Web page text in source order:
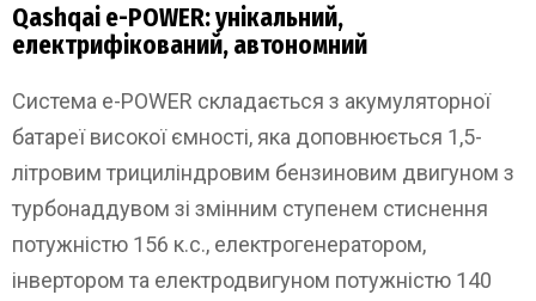
Qashqai e-POWER: унікальний,
електрифікований, автономний
Система e-POWER складається з акумуляторної
батареї високої ємності, яка доповнюється 1,5-
літровим трициліндровим бензиновим двигуном з
турбонаддувом зі змінним ступенем стиснення
потужністю 156 к.с., електрогенератором,
інвертором та електродвигуном потужністю 140